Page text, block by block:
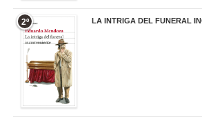
2º LA INTRIGA DEL FUNERAL